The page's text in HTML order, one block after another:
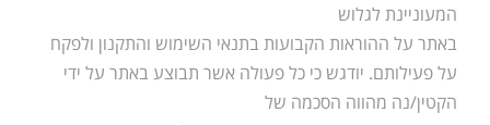
המעוניינת לגלוש
באתר על ההוראות הקבועות בתנאי השימוש והתקנון ולפקח
על פעילותם. יודגש כי כל פעולה אשר תבוצע באתר על ידי
הקטין/נה מהווה הסכמה של